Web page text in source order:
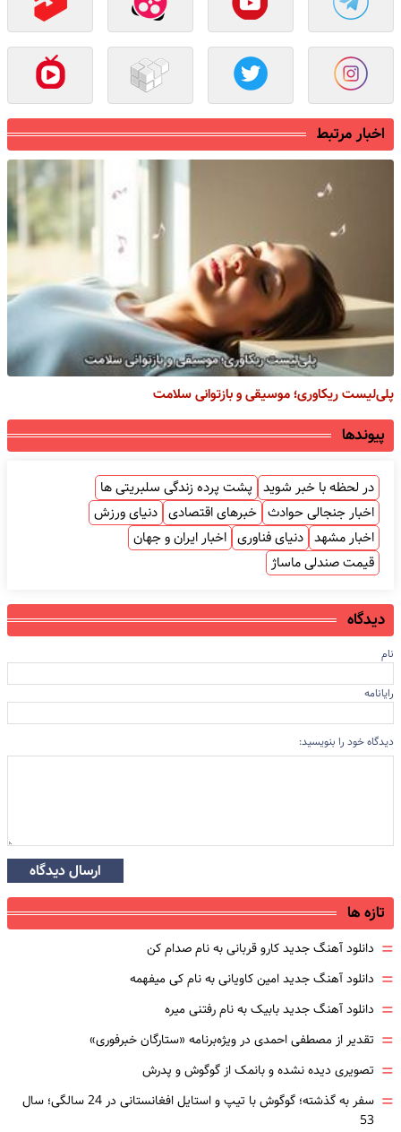
اخبار مرتبط
پلی‌لیست ریکاوری؛ موسیقی و بازتوانی سلامت
پیوندها
در لحظه با خبر شوید پشت پرده زندگی سلبریتی ها
اخبار جنجالی حوادث خبرهای اقتصادی دنیای ورزش
اخبار مشهد دنیای فناوری اخبار ایران و جهان
قیمت صندلی ماساژ
دیدگاه
نام
رایانامه
دیدگاه خود را بنویسید:
ارسال دیدگاه
تازه ها
= دانلود آهنگ جدید کارو قربانی به نام صدام کن
= دانلود آهنگ جدید امین کاویانی به نام کی میفهمه
= دانلود آهنگ جدید بابیک به نام رفتنی میره
= تقدیر از مصطفی احمدی در ویژه‌برنامه «ستارگان خبرفوری»
= تصویری دیده نشده و بانمک از گوگوش و پدرش
=
سفر به گذشته؛ گوگوش با تیپ و استایل افغانستانی در 24 سالگی؛ سال
53